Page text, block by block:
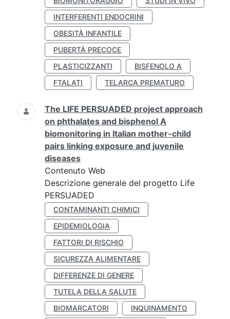
INTERFERENTI ENDOCRINI
OBESITÀ INFANTILE
PUBERTÀ PRECOCE
PLASTICIZZANTI
BISFENOLO A
FTALATI
TELARCA PREMATURO
The LIFE PERSUADED project approach
on phthalates and bisphenol A
biomonitoring in Italian mother-child
pairs linking exposure and juvenile
diseases
Contenuto Web
Descrizione generale del progetto Life
PERSUADED
CONTAMINANTI CHIMICI
EPIDEMIOLOGIA
FATTORI DI RISCHIO
SICUREZZA ALIMENTARE
DIFFERENZE DI GENERE
TUTELA DELLA SALUTE
BIOMARCATORI
INQUINAMENTO